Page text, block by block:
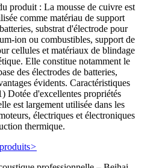
produit : La mousse de cuivre est
comme matériau de support
substrat d'électrode pour
ion ou combustibles, support de
cellules et matériaux de blindage
Elle constitue notamment le
des électrodes de batteries,
évidents. Caractéristiques
Dotée d'excellentes propriétés
est largement utilisée dans les
électriques et électroniques
thermique.
>